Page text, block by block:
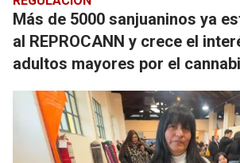
Más de 5000 sanjuaninos ya
al REPROCANN y crece el
adultos mayores por el